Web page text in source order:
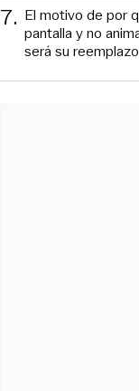
7. El motivo de por
pantalla y no
será su reemplazo